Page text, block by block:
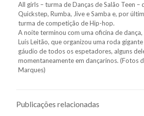
All girls – turma de Danças de Salão Teen –
Quickstep, Rumba, Jive e Samba e, por
turma de competição de Hip-hop.
A noite terminou com uma oficina de
Luís Leitão, que organizou uma roda
gáudio de todos os espetadores, alguns
momentaneamente em dançarinos. (Fotos
Marques)
Publicações relacionadas